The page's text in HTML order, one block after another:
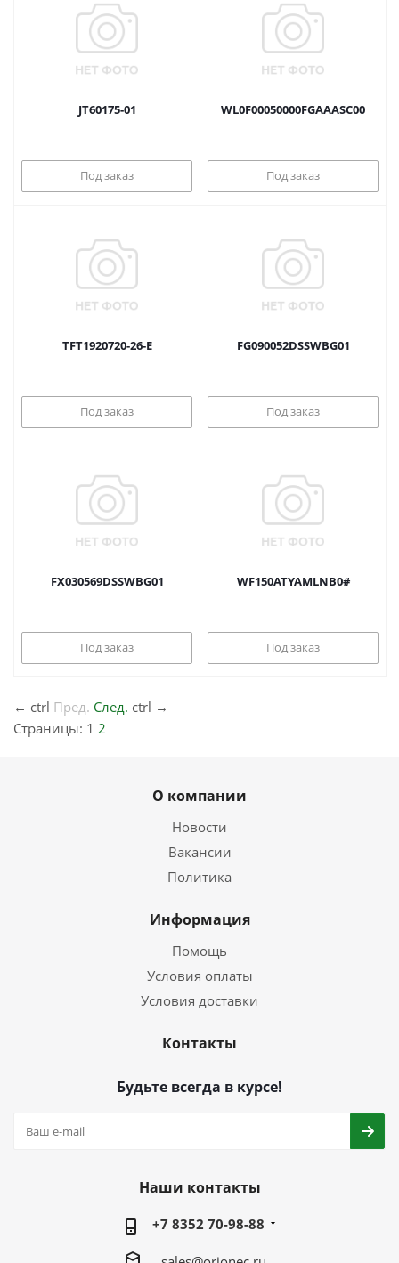
JT60175-01
Под заказ
WL0F00050000FGAAASC00
Под заказ
TFT1920720-26-E
Под заказ
FG090052DSSWBG01
Под заказ
FX030569DSSWBG01
Под заказ
WF150ATYAMLNB0#
Под заказ
← ctrl Пред. След. ctrl →
Страницы: 1 2
О компании
Новости
Вакансии
Политика
Информация
Помощь
Условия оплаты
Условия доставки
Контакты
Будьте всегда в курсе!
Наши контакты
+7 8352 70-98-88